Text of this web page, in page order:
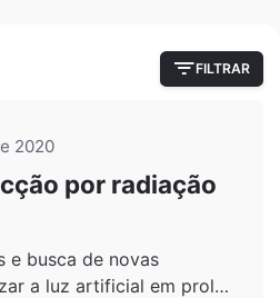
FILTRAR
2020
por radiação
e busca de novas
a luz artificial em prol…